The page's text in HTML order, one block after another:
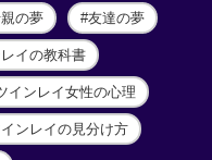
の夢 友達の夢
イの教科書
インレイ女性の心理
ンレイの見分け方